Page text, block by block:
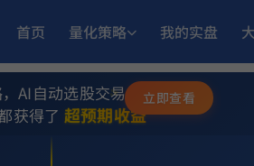
首页 量化策略 我的实盘
✨
💫
AI自动选股交易，躺赚模式
获得了 超预期收益
小市值_ETF轮动_双龙出海 收益
重止损优化成长量化策略 收益
趋势做T
立即查看